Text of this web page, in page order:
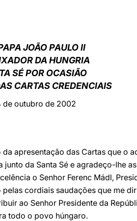
JOÃO PAULO II
DA HUNGRIA
SÉ POR OCASIÃO
CARTAS CREDENCIAIS
de outubro de 2002
apresentação das Cartas que o
da Santa Sé e agradeço-lhe
o Senhor Ferenc Mádl,
cordiais saudações que me
ao Senhor Presidente da
todo o povo húngaro.